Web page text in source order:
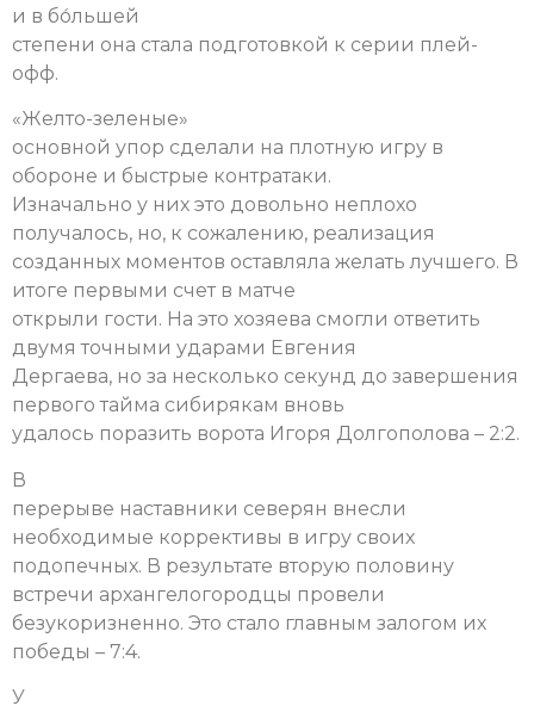
и в бо́льшей
степени она стала подготовкой к серии плей-
офф.
«Желто-зеленые»
основной упор сделали на плотную игру в
обороне и быстрые контратаки.
Изначально у них это довольно неплохо
получалось, но, к сожалению, реализация
созданных моментов оставляла желать лучшего. В
итоге первыми счет в матче
открыли гости. На это хозяева смогли ответить
двумя точными ударами Евгения
Дергаева, но за несколько секунд до завершения
первого тайма сибирякам вновь
удалось поразить ворота Игоря Долгополова – 2:2.
В
перерыве наставники северян внесли
необходимые коррективы в игру своих
подопечных. В результате вторую половину
встречи архангелогородцы провели
безукоризненно. Это стало главным залогом их
победы – 7:4.
У